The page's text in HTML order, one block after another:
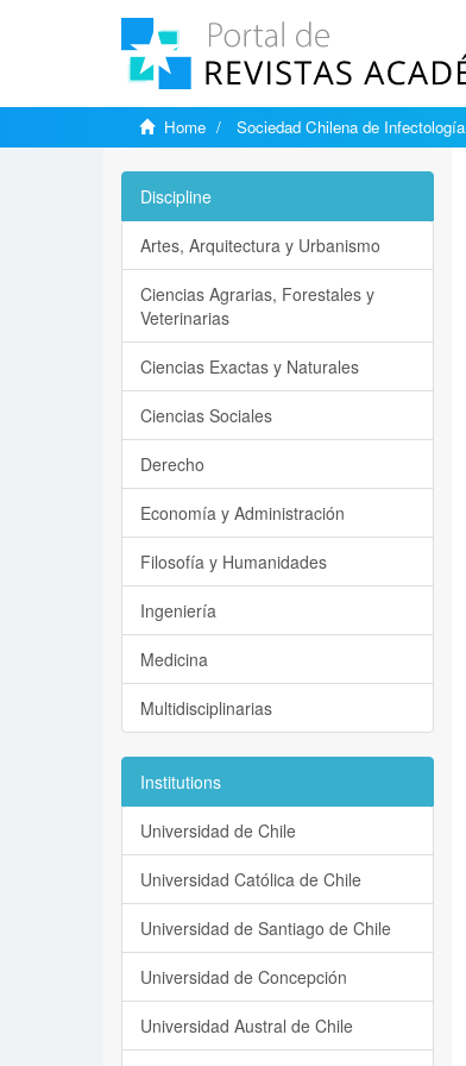
Home Sociedad Chilena de Infectología
Discipline
Artes, Arquitectura y Urbanismo
Ciencias Agrarias, Forestales y
Veterinarias
Ciencias Exactas y Naturales
Ciencias Sociales
Derecho
Economía y Administración
Filosofía y Humanidades
Ingeniería
Medicina
Multidisciplinarias
Institutions
Universidad de Chile
Universidad Católica de Chile
Universidad de Santiago de Chile
Universidad de Concepción
Universidad Austral de Chile